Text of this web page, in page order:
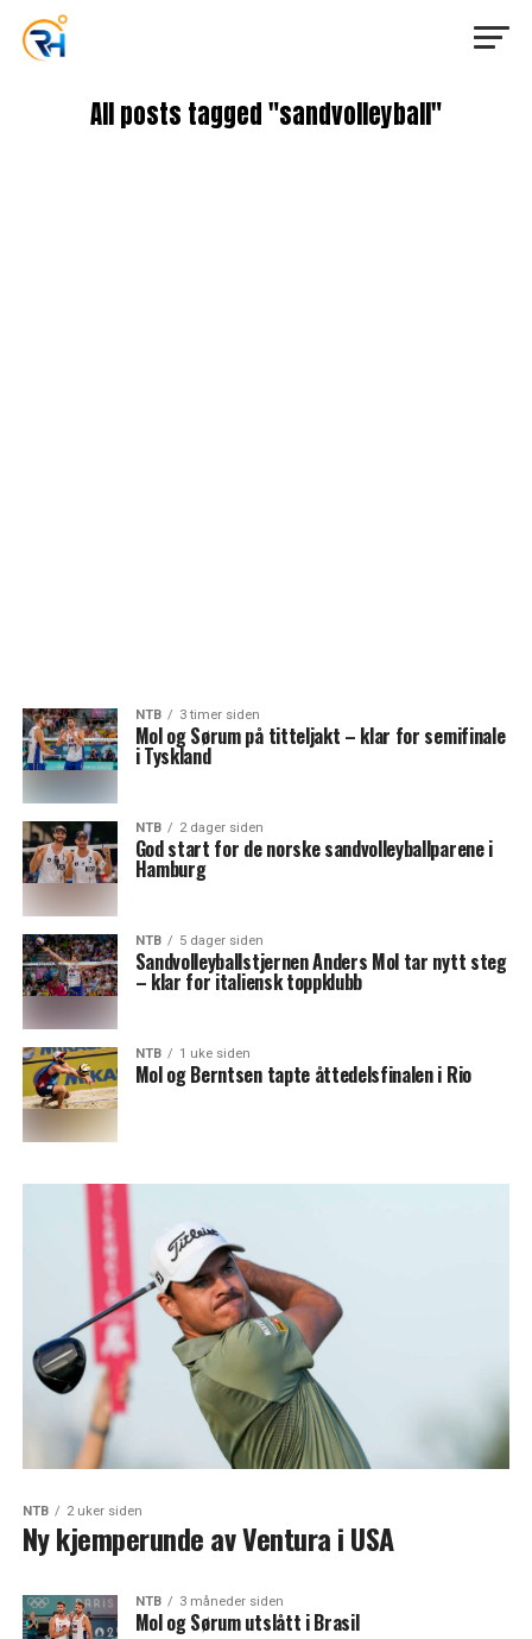
All posts tagged "sandvolleyball"
NTB 3 timer siden
Mol og Sørum på titteljakt – klar for semifinale
i Tyskland
NTB 2 dager siden
God start for de norske sandvolleyballparene i
Hamburg
NTB 5 dager siden
Sandvolleyballstjernen Anders Mol tar nytt steg
– klar for italiensk toppklubb
NTB 1 uke siden
Mol og Berntsen tapte åttedelsfinalen i Rio
NTB 2 uker siden
Ny kjemperunde av Ventura i USA
NTB 3 måneder siden
Mol og Sørum utslått i Brasil